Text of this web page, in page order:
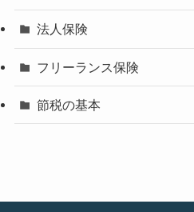
法人保険
フリーランス保険
節税の基本